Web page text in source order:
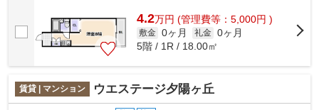
4.2万円 (管理費等：5,000円 )
敷金 0ヶ月 礼金 0ヶ月
5階 / 1R / 18.00㎡
賃貸 | マンション ウエステージ夕陽ヶ丘